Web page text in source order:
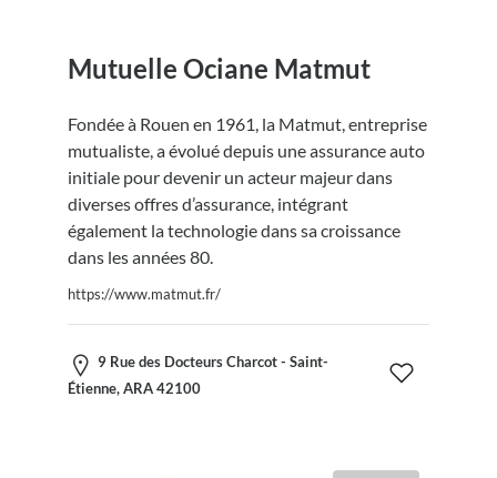
Mutuelle Ociane Matmut
Fondée à Rouen en 1961, la Matmut, entreprise
mutualiste, a évolué depuis une assurance auto
initiale pour devenir un acteur majeur dans
diverses offres d’assurance, intégrant
également la technologie dans sa croissance
dans les années 80.
https://www.matmut.fr/
9 Rue des Docteurs Charcot - Saint-
Étienne, ARA 42100